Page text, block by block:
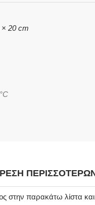
× 20 cm
στην παρακάτω λίστα